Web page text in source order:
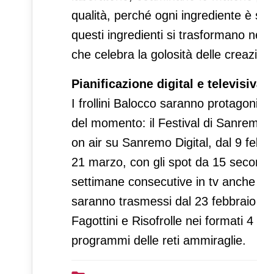
qualità, perché ogni ingrediente è
questi ingredienti si trasformano
che celebra la golosità delle
Pianificazione digital e
I frollini Balocco saranno
del momento: il Festival di
on air su Sanremo Digital, dal 9
21 marzo, con gli spot da 15
settimane consecutive in tv
saranno trasmessi dal 23
Fagottini e Risofrolle nei formati
programmi delle reti ammiraglie.